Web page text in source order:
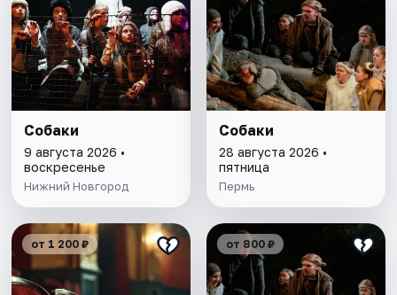
Собаки
9 августа 2026 •
воскресенье
Нижний Новгород
Собаки
28 августа 2026 •
пятница
Пермь
от 1 200 ₽ от 800 ₽